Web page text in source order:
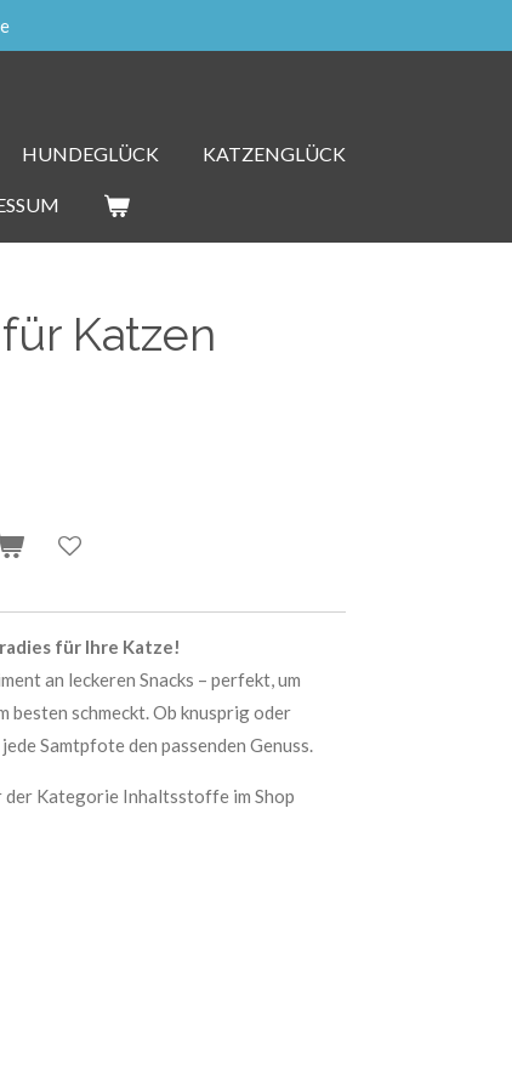
HUNDEGLÜCK KATZENGLÜCK
Katzen
für Ihre Katze!
an leckeren Snacks – perfekt, um
besten schmeckt. Ob knusprig oder
Samtpfote den passenden Genuss.
Kategorie Inhaltsstoffe im Shop